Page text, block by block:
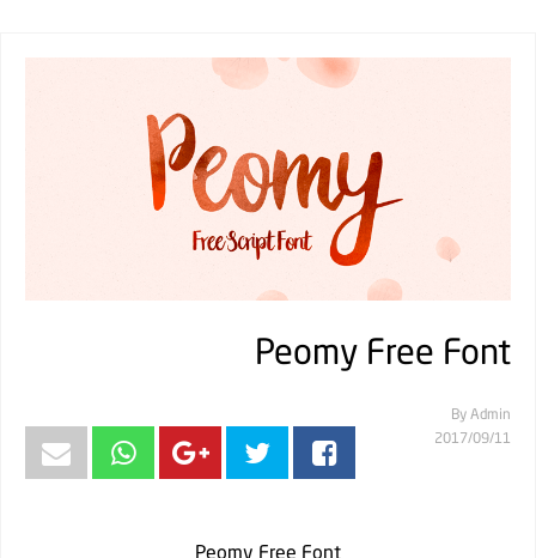
Peomy Free Font
By Admin
11‏/09‏/2017
Peomy Free Font